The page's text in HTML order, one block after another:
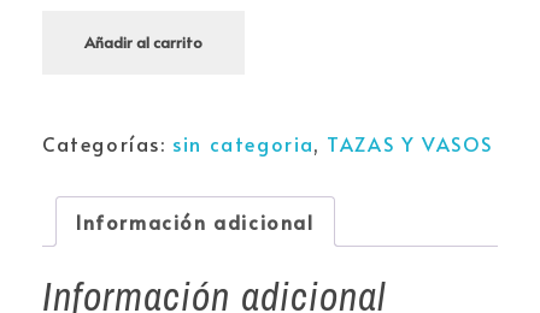
Añadir al carrito
Categorías: sin categoria, TAZAS Y VASOS
Información adicional
Información adicional